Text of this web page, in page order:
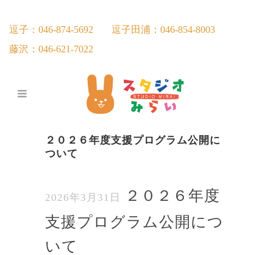
逗子：046-874-5692
逗子田浦：046-854-8003
藤沢：046-621-7022
２０２６年度支援プログラム公開に
ついて
2026年3月31日
２０２６年度
支援プログラム公開につ
いて